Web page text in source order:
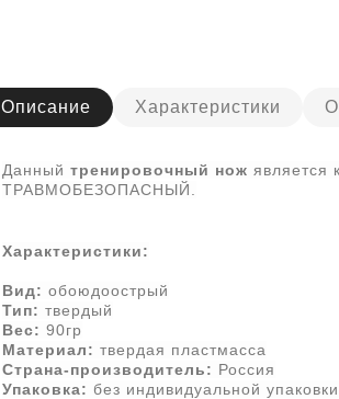
Описание Характеристики
Данный тренировочный нож является
ТРАВМОБЕЗОПАСНЫЙ.
Характеристики:
Вид: обоюдоострый
Тип: твердый
Вес: 90гр
Материал: твердая пластмасса
Страна-производитель: Россия
Упаковка: без индивидуальной упаковки